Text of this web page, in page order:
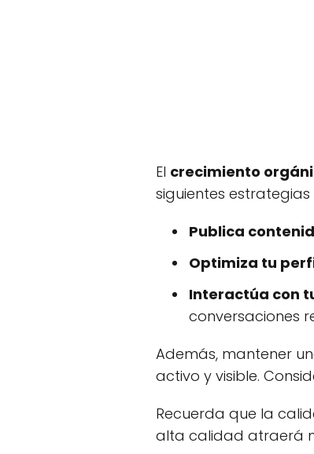
El crecimiento
siguientes estrategias
Publica
Optimiza tu
Interactúa con
conversaciones
Además, mantener
activo y visible.
Recuerda que la
alta calidad atraerá